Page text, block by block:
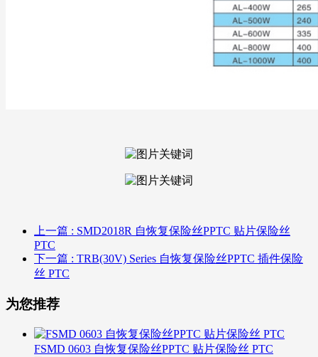
上一篇 : SMD2018R 自恢复保险丝PPTC 贴片保险丝
PTC
下一篇 : TRB(30V) Series 自恢复保险丝PPTC 插件保险
丝 PTC
为您推荐
FSMD 0603 自恢复保险丝PPTC 贴片保险丝 PTC